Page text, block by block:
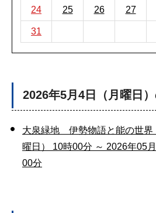
24 25 26 27
31
2026年5月4日（月曜日
大泉緑地 伊勢物語と能の世界
曜日） 10時00分 ～ 2026年05
00分